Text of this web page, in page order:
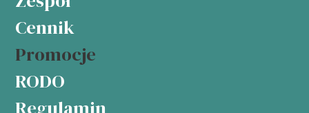
Cennik
Promocje
RODO
Regulamin